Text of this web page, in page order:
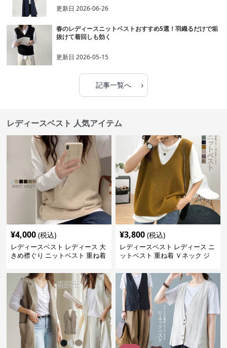
更新日2026-06-26
春のレディースニットベストおすすめ5選！羽織るだけで垢
抜けて着回しも効く
更新日2026-05-15
記事一覧へ ›
レディースベスト 人気アイテム
¥4,000 (税込)
レディースベスト レディース 大
きめ襟ぐり ニットベスト 重ね着
¥3,800 (税込)
レディースベスト レディース ニ
ットベスト 重ね着 Ｖネック ジ